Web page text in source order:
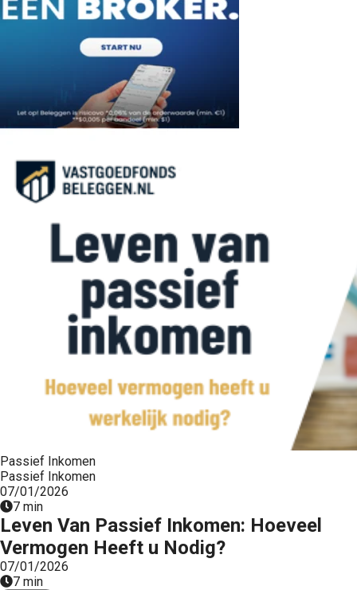
Passief Inkomen
Passief Inkomen
07/01/2026
7 min
Leven Van Passief Inkomen: Hoeveel
Vermogen Heeft u Nodig?
07/01/2026
7 min